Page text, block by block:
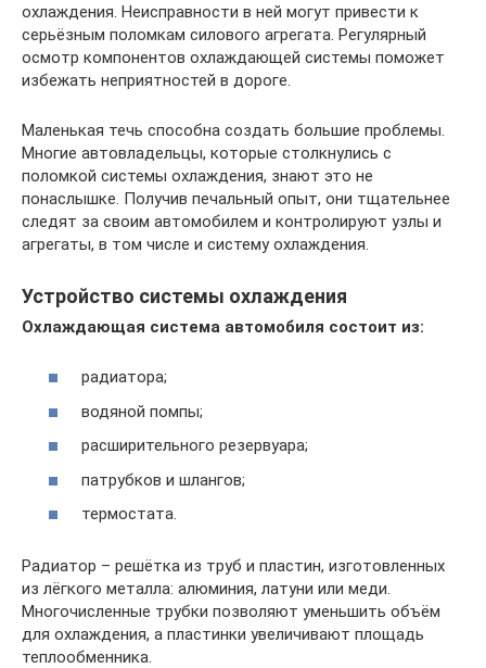
охлаждения. Неисправности в ней могут привести к
серьёзным поломкам силового агрегата. Регулярный
осмотр компонентов охлаждающей системы поможет
избежать неприятностей в дороге.
Маленькая течь способна создать большие проблемы.
Многие автовладельцы, которые столкнулись с
поломкой системы охлаждения, знают это не
понаслышке. Получив печальный опыт, они тщательнее
следят за своим автомобилем и контролируют узлы и
агрегаты, в том числе и систему охлаждения.
Устройство системы охлаждения
Охлаждающая система автомобиля состоит из:
радиатора;
водяной помпы;
расширительного резервуара;
патрубков и шлангов;
термостата.
Радиатор – решётка из труб и пластин, изготовленных
из лёгкого металла: алюминия, латуни или меди.
Многочисленные трубки позволяют уменьшить объём
для охлаждения, а пластинки увеличивают площадь
теплообменника.